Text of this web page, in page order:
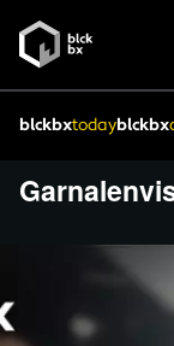
blckbxtodayblckbx